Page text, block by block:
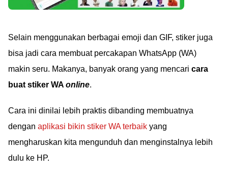
Selain menggunakan berbagai emoji dan GIF, stiker juga
bisa jadi cara membuat percakapan WhatsApp (WA)
makin seru. Makanya, banyak orang yang mencari cara
buat stiker WA online.
Cara ini dinilai lebih praktis dibanding membuatnya
dengan aplikasi bikin stiker WA terbaik yang
mengharuskan kita mengunduh dan menginstalnya lebih
dulu ke HP.